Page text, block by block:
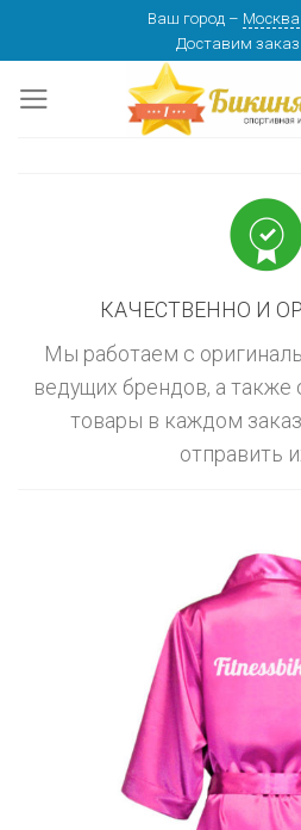
content
Ваш город – Москва
Доставим заказ
КАЧЕСТВЕННО И
Мы работаем с
ведущих брендов, а
товары в каждом
отправить
изменить